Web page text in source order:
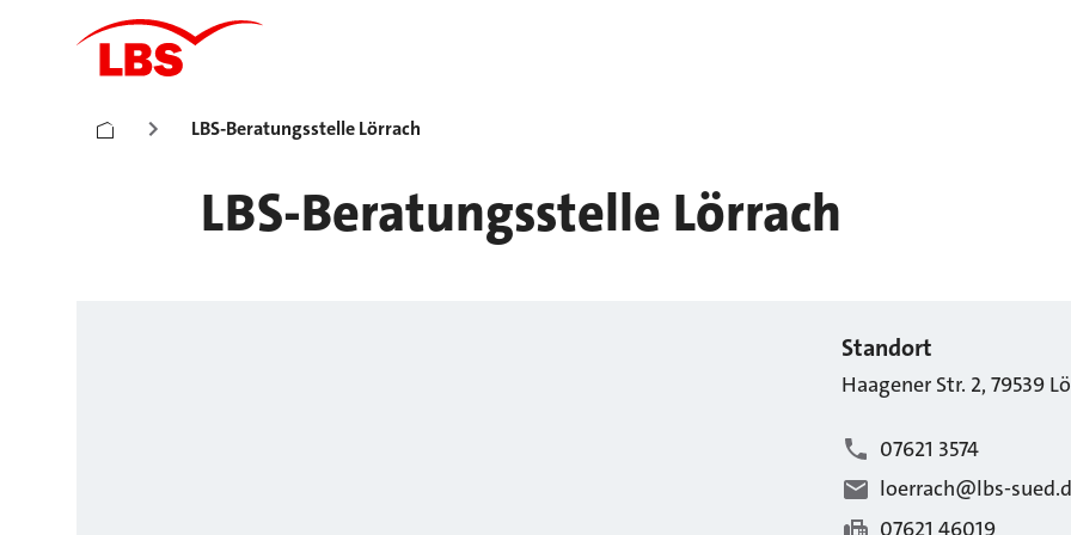
LBS-Beratungsstelle Lörrach
LBS-Beratungsstelle Lörrach
Standort
Haagener Str. 2, 79539
07621 3574
loerrach@lbs-
07621 46019